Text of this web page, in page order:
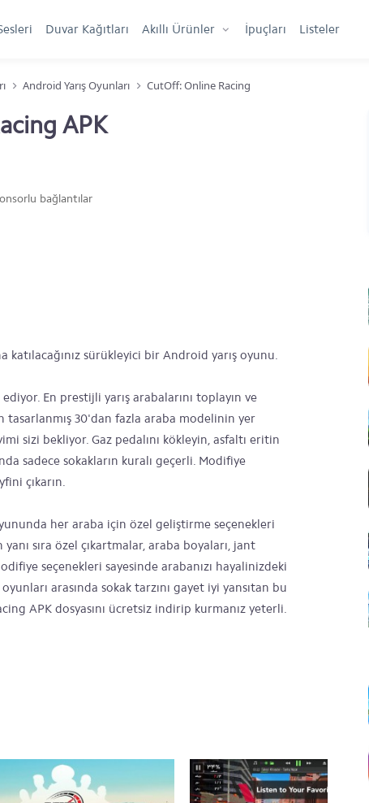
Duvar Kağıtları Akıllı Ürünler İpuçları Listeler
Android Yarış Oyunları CutOff: Online Racing
APK
bağlantılar
katılacağınız sürükleyici bir Android yarış oyunu.
En prestijli yarış arabalarını toplayın ve
tasarlanmış 30'dan fazla araba modelinin yer
sizi bekliyor. Gaz pedalını kökleyin, asfaltı eritin
sadece sokakların kuralı geçerli. Modifiye
çıkarın.
her araba için özel geliştirme seçenekleri
sıra özel çıkartmalar, araba boyaları, jant
seçenekleri sayesinde arabanızı hayalinizdeki
arasında sokak tarzını gayet iyi yansıtan bu
APK dosyasını ücretsiz indirip kurmanız yeterli.